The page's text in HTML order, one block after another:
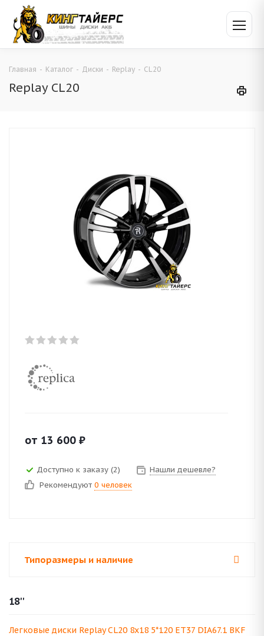
Главная - Каталог - Диски - Replay - CL20
Replay CL20
от 13 600 ₽
Доступно к заказу (2)
Нашли дешевле?
Рекомендуют 0 человек
Типоразмеры и наличие
18''
Легковые диски Replay CL20 8x18 5*120 ET37 DIA67.1 BKF